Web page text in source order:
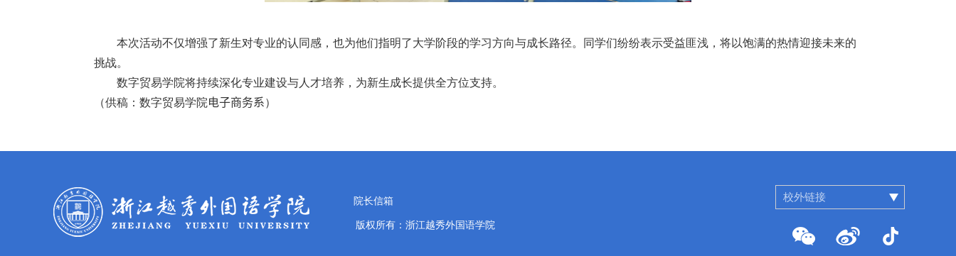
本次活动不仅增强了新生对专业的认同感，也为他们指明了大学阶段的学习方向与成长路径。同学们纷纷表示受益匪浅，将以饱满的热情迎接未来的
挑战。
数字贸易学院将持续深化专业建设与人才培养，为新生成长提供全方位支持。
（供稿：数字贸易学院电子商务系）
院长信箱
版权所有：浙江越秀外国语学院
校外链接